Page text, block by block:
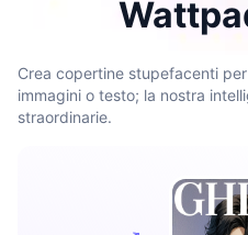
Crea copertine stupefacenti
immagini o testo; la nostra
straordinarie.